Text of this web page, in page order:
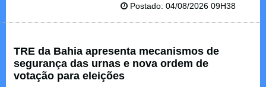
Postado: 04/08/2026 09H38
TRE da Bahia apresenta mecanismos de
segurança das urnas e nova ordem de
votação para eleições